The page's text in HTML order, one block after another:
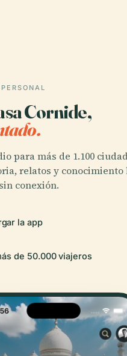
Cornide,
para más de 1.100
relatos y
conexión.
la app
de 50.000 viajeros